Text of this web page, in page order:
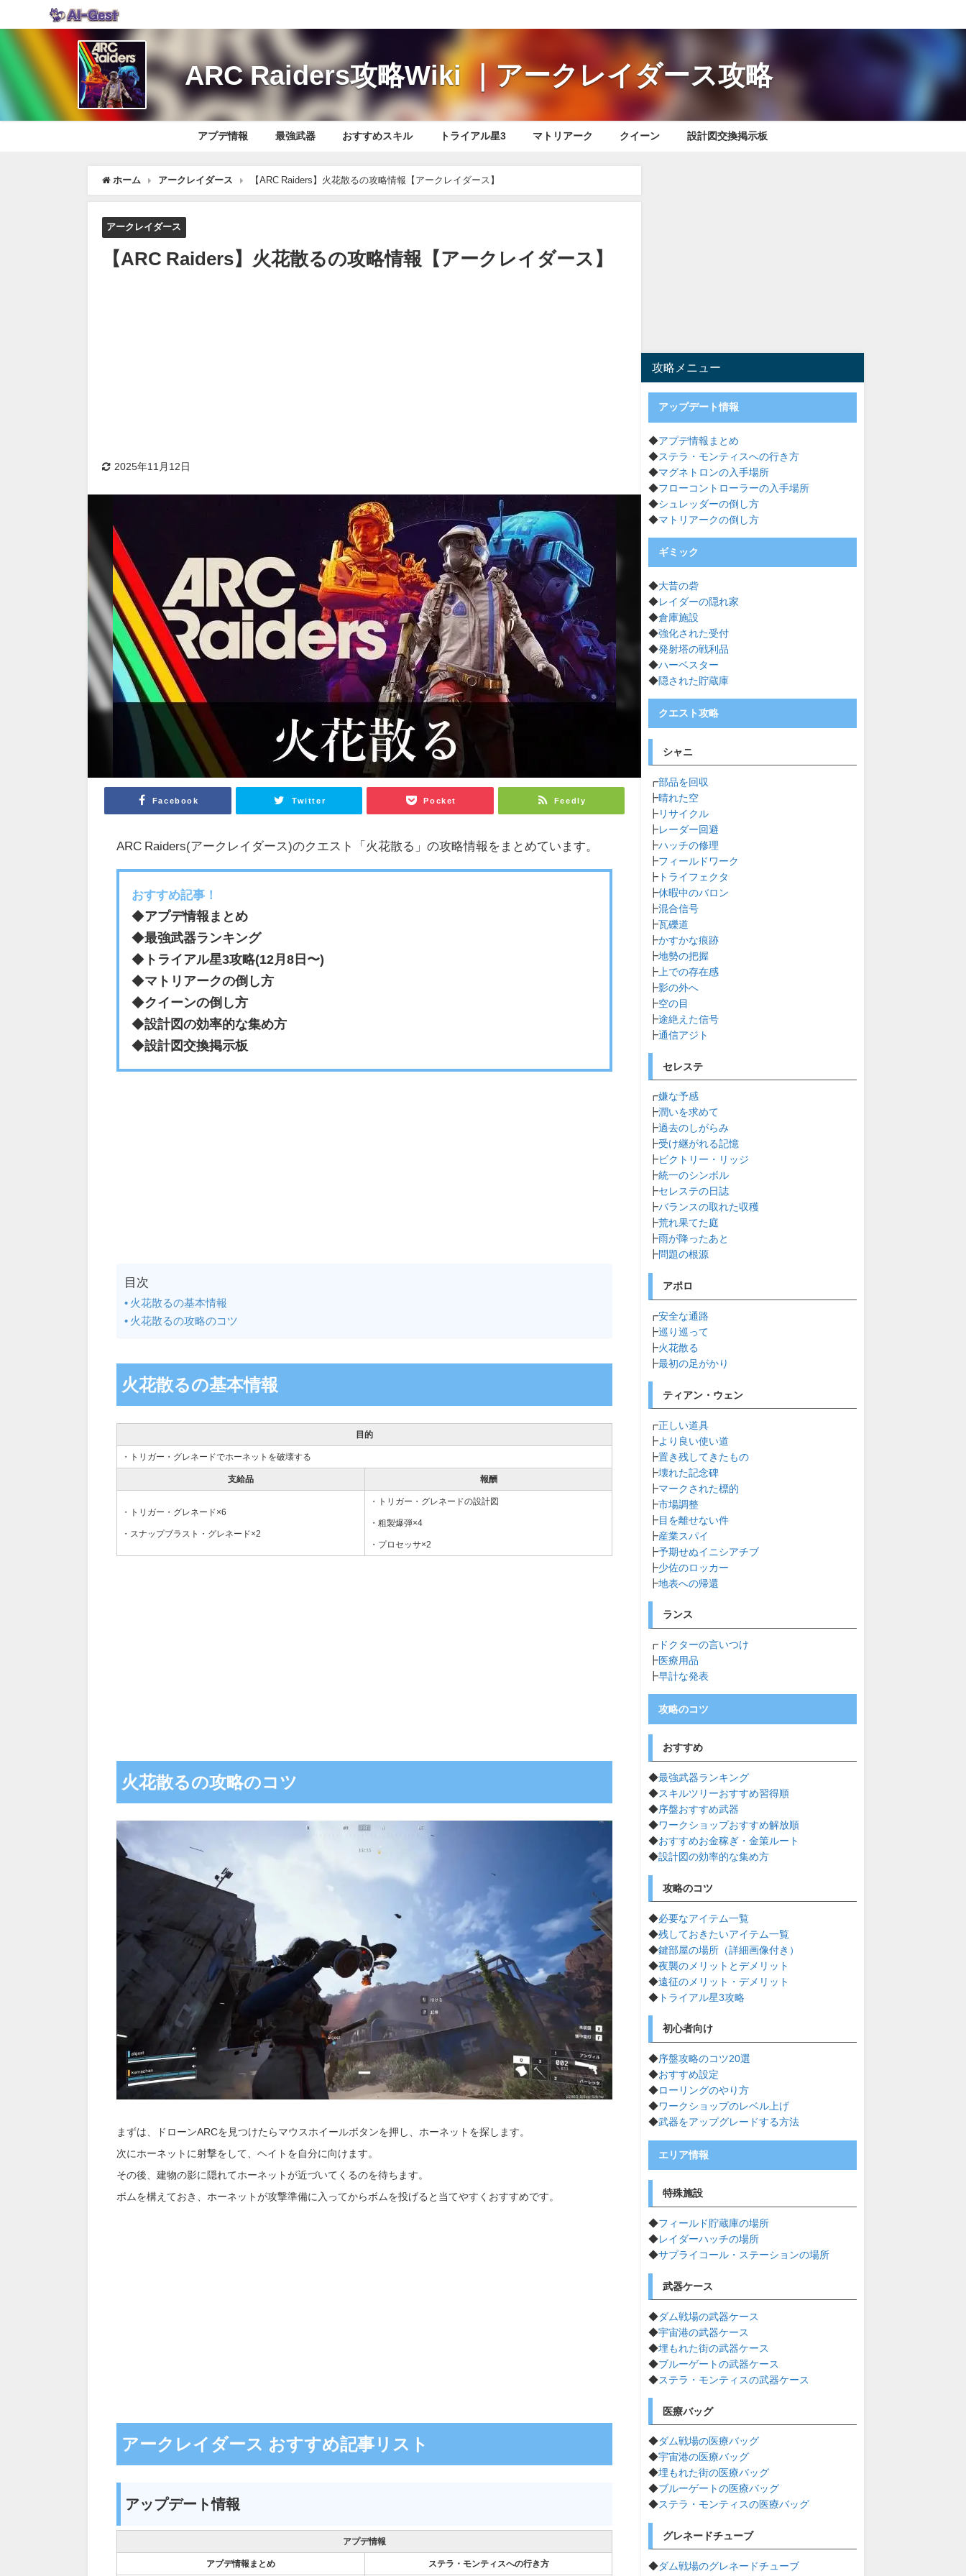
ARC Raiders攻略Wiki ｜アークレイダース攻略
アプデ情報 最強武器 おすすめスキル トライアル星3 マトリアーク クイーン 設計図交換掲示板
ホーム アークレイダース 【ARC Raiders】火花散るの攻略情報【アークレイダース】
アークレイダース
【ARC Raiders】火花散るの攻略情報【アークレイダース】
2025年11月12日
Facebook Twitter Pocket Feedly
ARC Raiders(アークレイダース)のクエスト「火花散る」の攻略情報をまとめています。
おすすめ記事！
◆アプデ情報まとめ
◆最強武器ランキング
◆ トライアル星3攻略(12月8日〜)
◆マトリアークの倒し方
◆クイーンの倒し方
◆設計図の効率的な集め方
◆設計図交換掲示板
目次
火花散るの基本情報
火花散るの攻略のコツ
火花散るの基本情報
目的
・トリガー・グレネードでホーネットを破壊する
支給品 報酬
・トリガー・グレネード×6
・スナップブラスト・グレネード×2
・トリガー・グレネードの設計図
・粗製爆弾×4
・プロセッサ×2
火花散るの攻略のコツ
まずは、ドローンARCを見つけたらマウスホイールボタンを押し、ホーネットを探します。
次にホーネットに射撃をして、ヘイトを自分に向けます。
その後、建物の影に隠れてホーネットが近づいてくるのを待ちます。
ボムを構えておき、ホーネットが攻撃準備に入ってからボムを投げると当てやすくおすすめです。
アークレイダース おすすめ記事リスト
アップデート情報
アプデ情報
アプデ情報まとめ ステラ・モンティスへの行き方
攻略メニュー
アップデート情報
◆アプデ情報まとめ
◆ステラ・モンティスへの行き方
◆マグネトロンの入手場所
◆フローコントローラーの入手場所
◆シュレッダーの倒し方
◆マトリアークの倒し方
ギミック
◆大昔の砦
◆レイダーの隠れ家
◆倉庫施設
◆強化された受付
◆発射塔の戦利品
◆ハーベスター
◆隠された貯蔵庫
クエスト攻略
シャニ
┏部品を回収
┣晴れた空
┣ リサイクル
┣レーダー回避
┣ハッチの修理
┣フィールドワーク
┣ トライフェクタ
┣休暇中のバロン
┣混合信号
┣瓦礫道
┣かすかな痕跡
┣地勢の把握
┣ 上での存在感
┣影の外へ
┣空の目
┣途絶えた信号
┣通信アジト
セレステ
┏嫌な予感
┣潤いを求めて
┣過去のしがらみ
┣受け継がれる記憶
┣ビクトリー・リッジ
┣統一のシンボル
┣セレステの日誌
┣バランスの取れた収穫
┣荒れ果てた庭
┣雨が降ったあと
┣問題の根源
アポロ
┏安全な通路
┣巡り巡って
┣火花散る
┣最初の足がかり
ティアン・ウェン
┏正しい道具
┣ より良い使い道
┣置き残してきたもの
┣壊れた記念碑
┣マークされた標的
┣市場調整
┣目を離せない件
┣産業スパイ
┣予期せぬイニシアチブ
┣少佐のロッカー
┣地表への帰還
ランス
┏ ドクターの言いつけ
┣ 医療用品
┣早計な発表
攻略のコツ
おすすめ
◆最強武器ランキング
◆スキルツリーおすすめ習得順
◆序盤おすすめ武器
◆ワークショップおすすめ解放順
◆おすすめお金稼ぎ・金策ルート
◆設計図の効率的な集め方
攻略のコツ
◆必要なアイテム一覧
◆残しておきたいアイテム一覧
◆鍵部屋の場所（詳細画像付き）
◆夜襲のメリットとデメリット
◆遠征のメリット・デメリット
◆ トライアル星3攻略
初心者向け
◆序盤攻略のコツ20選
◆おすすめ設定
◆ローリングのやり方
◆ワークショップのレベル上げ
◆武器をアップグレードする方法
エリア情報
特殊施設
◆フィールド貯蔵庫の場所
◆レイダーハッチの場所
◆サプライコール・ステーションの場所
武器ケース
◆ダム戦場の武器ケース
◆宇宙港の武器ケース
◆埋もれた街の武器ケース
◆ブルーゲートの武器ケース
◆ステラ・モンティスの武器ケース
医療バッグ
◆ダム戦場の医療バッグ
◆宇宙港の医療バッグ
◆埋もれた街の医療バッグ
◆ブルーゲートの医療バッグ
◆ステラ・モンティスの医療バッグ
グレネードチューブ
◆ダム戦場のグレネードチューブ